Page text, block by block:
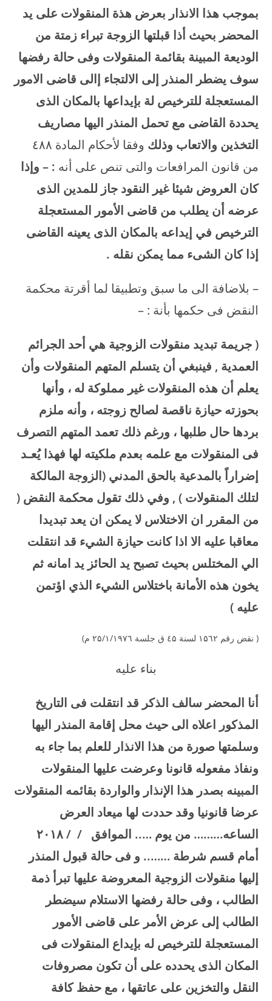
بموجب هذا الانذار بعرض هذة المنقولات على يد
المحضر بحيث أذا قبلتها الزوجة تبراء زمتة من
الوديعة المبينة بقائمة المنقولات وفى حالة رفضها
سوف يضطر المنذر إلى الالتجاء إالى قاضى الامور
المستعجلة للترخيص لة بإيداعها بالمكان الذى
يحددة القاضى مع تحمل المنذر اليها مصاريف
التخذين والاتعاب وذلك
وفقا لأحكام المادة ٤۸۸
من قانون المرافعات والتى تنص على أنه : – وإذا
كان العروض شيئا غير النقود جاز للمدين الذى
عرضه أن يطلب من قاضى الأمور المستعجلة
الترخيص في إيداعه بالمكان الذى يعينه القاضى
إذا كان الشىء مما يمكن نقله .
– بلاضافة الى ما سبق وتطبيقا لما أقرتة محكمة
النقض فى حكمها بأنة : –
( جريمة تبديد منقولات الزوجية هي أحد الجرائم
العمدية , فينبغي أن يتسلم المتهم المنقولات وأن
يعلم أن هذه المنقولات غير مملوكة له ، وأنها
بحوزته حيازة ناقصة لصالح زوجته ، وأنه ملزم
بردها حال طلبها ، ورغم ذلك تعمد المتهم التصرف
فى المنقولات مع علمه بعدم ملكيته لها فهذا يُعـد
إضراراً بالمدعية بالحق المدني (الزوجة المالكة
لتلك المنقولات ) , وفي ذلك تقول محكمة النقض (
من المقرر ان الاختلاس لا يمكن ان يعد تبديدا
معاقبا عليه الا اذا كانت حيازة الشيء قد انتقلت
الي المختلس بحيث تصبح يد الحائز يد امانه ثم
يخون هذه الأمانة باختلاس الشيء الذي اؤتمن
عليه )
( نقض رقم ۱۵٦۲ لسنة ٤۵ ق جلسة ۲۵/۱/۱۹۷٦ م)
بناء عليه
أنا المحضر سالف الذكر قد انتقلت فى التاريخ
المذكور اعلاه الى حيث محل إقامة المنذر اليها
وسلمتها صورة من هذا الانذار للعلم بما جاء به
ونفاذ مفعوله قانونا وعرضت عليها المنقولات
المبينه بصدر هذا الإنذار والواردة بقائمه المنقولات
عرضا قانونيا وقد حددت لها ميعاد العرض
أمام قسم شرطة …….. و فى حالة قبول المنذر
إليها منقولات الزوجية المعروضة عليها تبرأ ذمة
الطالب ، وفى حالة رفضها الاستلام سيضطر
الطالب إلى عرض الأمر على قاضى الأمور
المستعجلة للترخيص له بإيداع المنقولات فى
المكان الذى يحدده على أن تكون مصروفات
النقل والتخزين على عاتقها ، مع حفظ كافة